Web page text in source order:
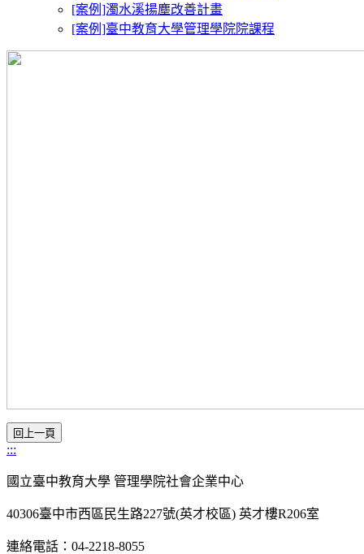
[案例]濁水溪揚塵改善計畫
[案例]臺中教育大學管理學院院課程
:::
國立臺中教育大學 管理學院社會企業中心
40306臺中市西區民生路227號(英才校區) 英才樓R206室
連絡電話：04-2218-8055